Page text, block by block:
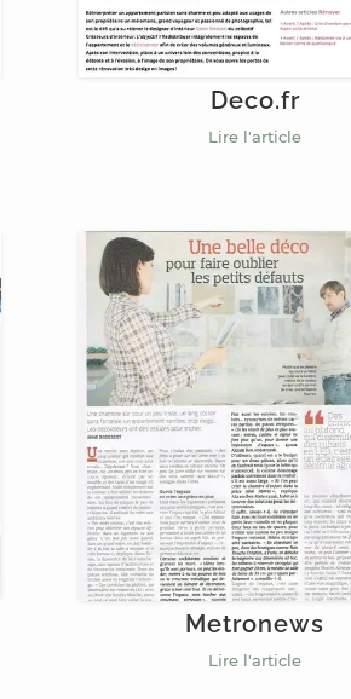
Deco.fr
Lire l'article
Metronews
Lire l'article